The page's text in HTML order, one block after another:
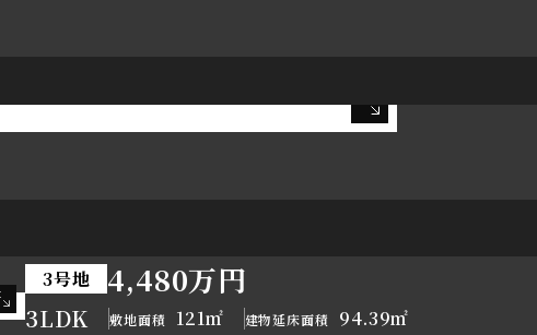
3号地 4,480万円
3LDK 敷地面積 121㎡ 建物延床面積 94.39㎡